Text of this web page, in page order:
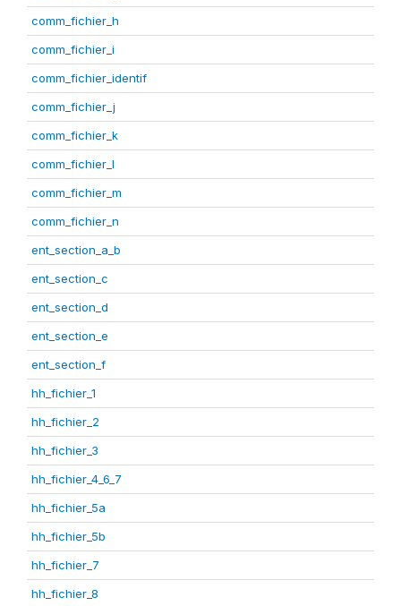
comm_fichier_h
comm_fichier_i
comm_fichier_identif
comm_fichier_j
comm_fichier_k
comm_fichier_l
comm_fichier_m
comm_fichier_n
ent_section_a_b
ent_section_c
ent_section_d
ent_section_e
ent_section_f
hh_fichier_1
hh_fichier_2
hh_fichier_3
hh_fichier_4_6_7
hh_fichier_5a
hh_fichier_5b
hh_fichier_7
hh_fichier_8